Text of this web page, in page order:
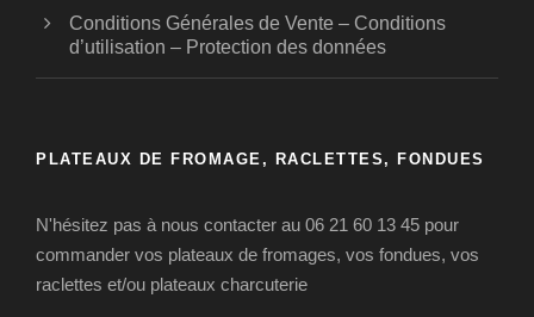
Conditions Générales de Vente – Conditions
d’utilisation – Protection des données
PLATEAUX DE FROMAGE, RACLETTES, FONDUES
N'hésitez pas à nous contacter au 06 21 60 13 45 pour
commander vos plateaux de fromages, vos fondues, vos
raclettes et/ou plateaux charcuterie